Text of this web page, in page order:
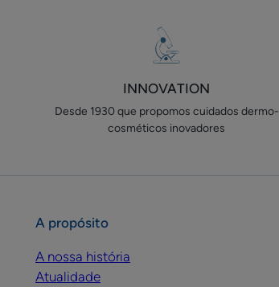
INNOVATION
Desde 1930 que propomos cuidados​ dermo-
cosméticos inovadores
A propósito
A nossa história
Atualidade